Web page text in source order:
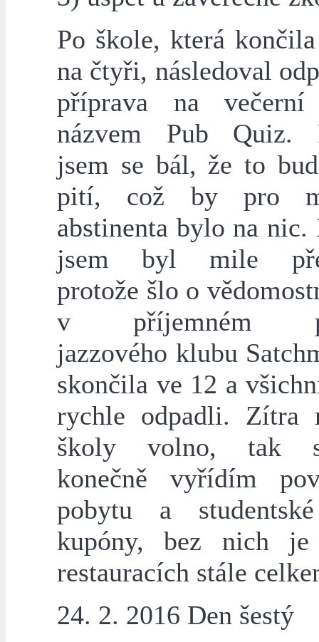
Po škole, která
na čtyři, následoval
příprava na
názvem Pub Quiz.
jsem se bál, že to
pití, což by pro
abstinenta bylo na nic.
jsem byl mile
protože šlo o
v příjemném
jazzového klubu
skončila ve 12 a
rychle odpadli. Zítra
školy volno, tak
konečně vyřídím
pobytu a
kupóny, bez nich
restauracích stále
24. 2. 2016 Den šestý